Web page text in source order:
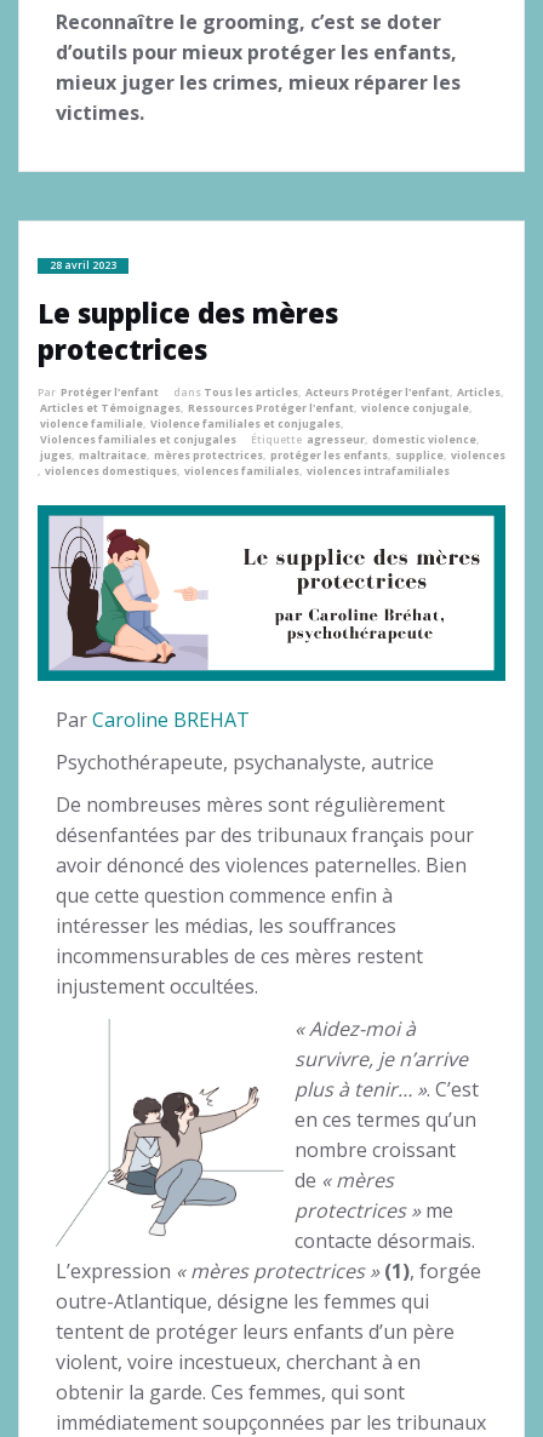
Reconnaître le grooming, c’est se doter
d’outils pour mieux protéger les enfants,
mieux juger les crimes, mieux réparer les
victimes.
28 avril 2023
Le supplice des mères
protectrices
Par Protéger l'enfant dans Tous les articles, Acteurs Protéger l'enfant, Articles,
Articles et Témoignages, Ressources Protéger l'enfant, violence conjugale,
violence familiale, Violence familiales et conjugales,
Violences familiales et conjugales
Étiquette agresseur, domestic violence,
juges, maltraitace, mères protectrices, protéger les enfants, supplice, violences
, violences domestiques, violences familiales, violences intrafamiliales
ParCaroline BREHAT
Psychothérapeute, psychanalyste, autrice
De nombreuses mères sont régulièrement
désenfantées par des tribunaux français pour
avoir dénoncé des violences paternelles. Bien
que cette question commence enfin à
intéresser les médias, les souffrances
incommensurables de ces mères restent
injustement occultées.
« Aidez-moi à
survivre, je n’arrive
plus à tenir… ». C’est
en ces termes qu’un
nombre croissant
de « mères
protectrices »me
contacte désormais.
L’expression « mères protectrices »(1), forgée
outre-Atlantique, désigne les femmes qui
tentent de protéger leurs enfants d’un père
violent, voire incestueux, cherchant à en
obtenir la garde. Ces femmes, qui sont
immédiatement soupçonnées par les tribunaux